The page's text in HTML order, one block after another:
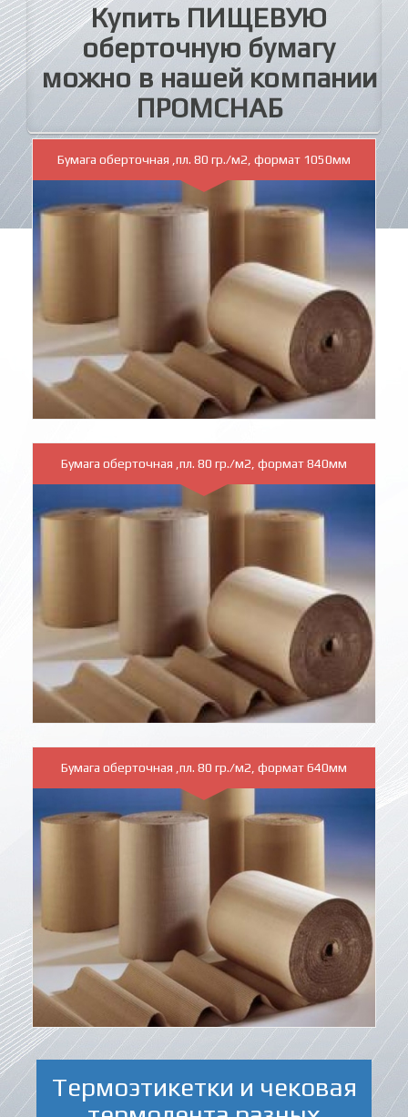
Купить ПИЩЕВУЮ
оберточную бумагу
можно в нашей компании
ПРОМСНАБ
Бумага оберточная ,пл. 80 гр./м2, формат 1050мм
Бумага оберточная ,пл. 80 гр./м2, формат 840мм
Бумага оберточная ,пл. 80 гр./м2, формат 640мм
Термоэтикетки и чековая